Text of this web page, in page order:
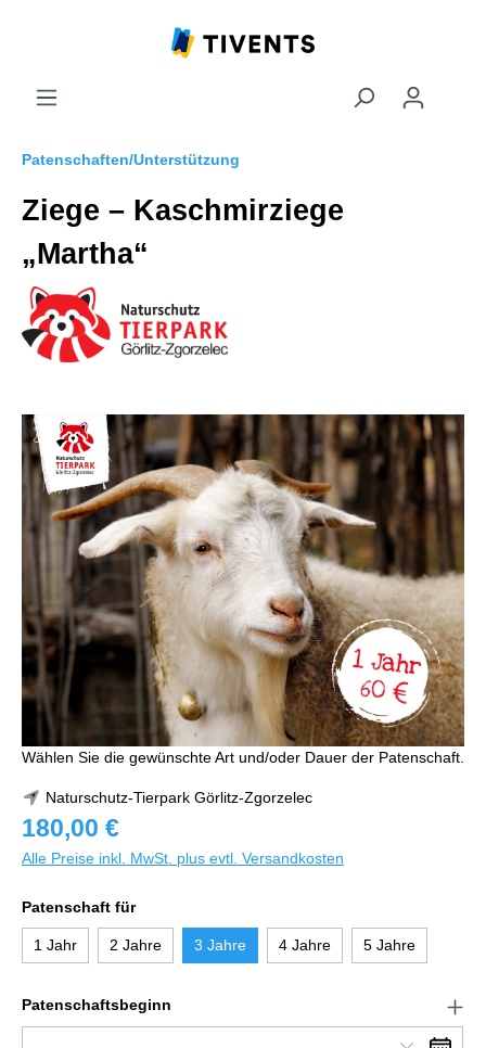
Patenschaften/Unterstützung
Ziege – Kaschmirziege
„Martha“
Wählen Sie die gewünschte Art und/oder Dauer der Patenschaft.
Naturschutz-Tierpark Görlitz-Zgorzelec
180,00 €
Alle Preise inkl. MwSt. plus evtl. Versandkosten
Patenschaft für
1 Jahr 2 Jahre 3 Jahre 4 Jahre 5 Jahre
Patenschaftsbeginn